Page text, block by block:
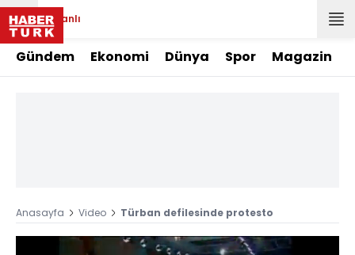
Canlı
Gündem Ekonomi Dünya Spor Magazin
Anasayfa Video Türban defilesinde protesto